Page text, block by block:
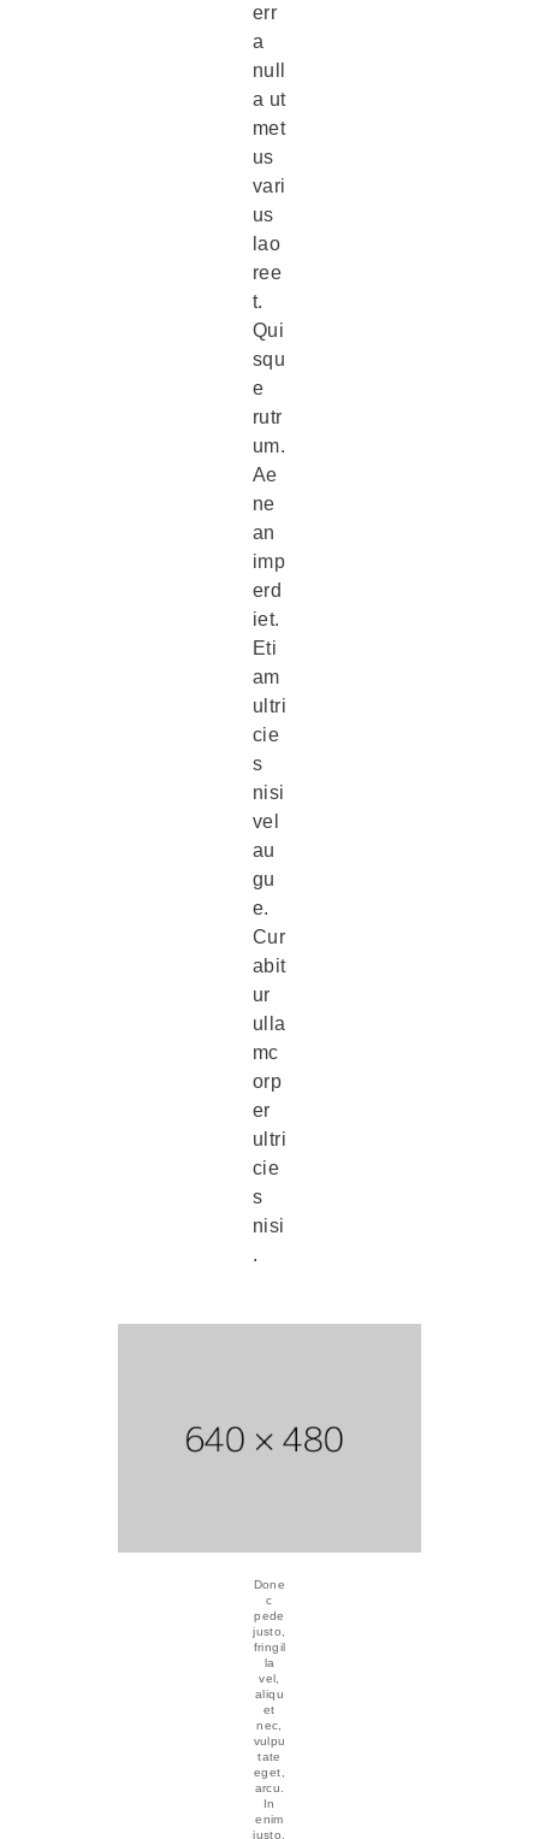
err
a
null
a ut
met
us
vari
us
lao
ree
t.
Qui
squ
e
rutr
um.
Ae
ne
an
imp
erd
iet.
Eti
am
ultri
cie
s
nisi
vel
au
gu
e.
Cur
abit
ur
ulla
mc
orp
er
ultri
cie
s
nisi
.
Done
c
pede
justo,
fringil
la
vel,
aliqu
et
nec,
vulpu
tate
eget,
arcu.
In
enim
justo,